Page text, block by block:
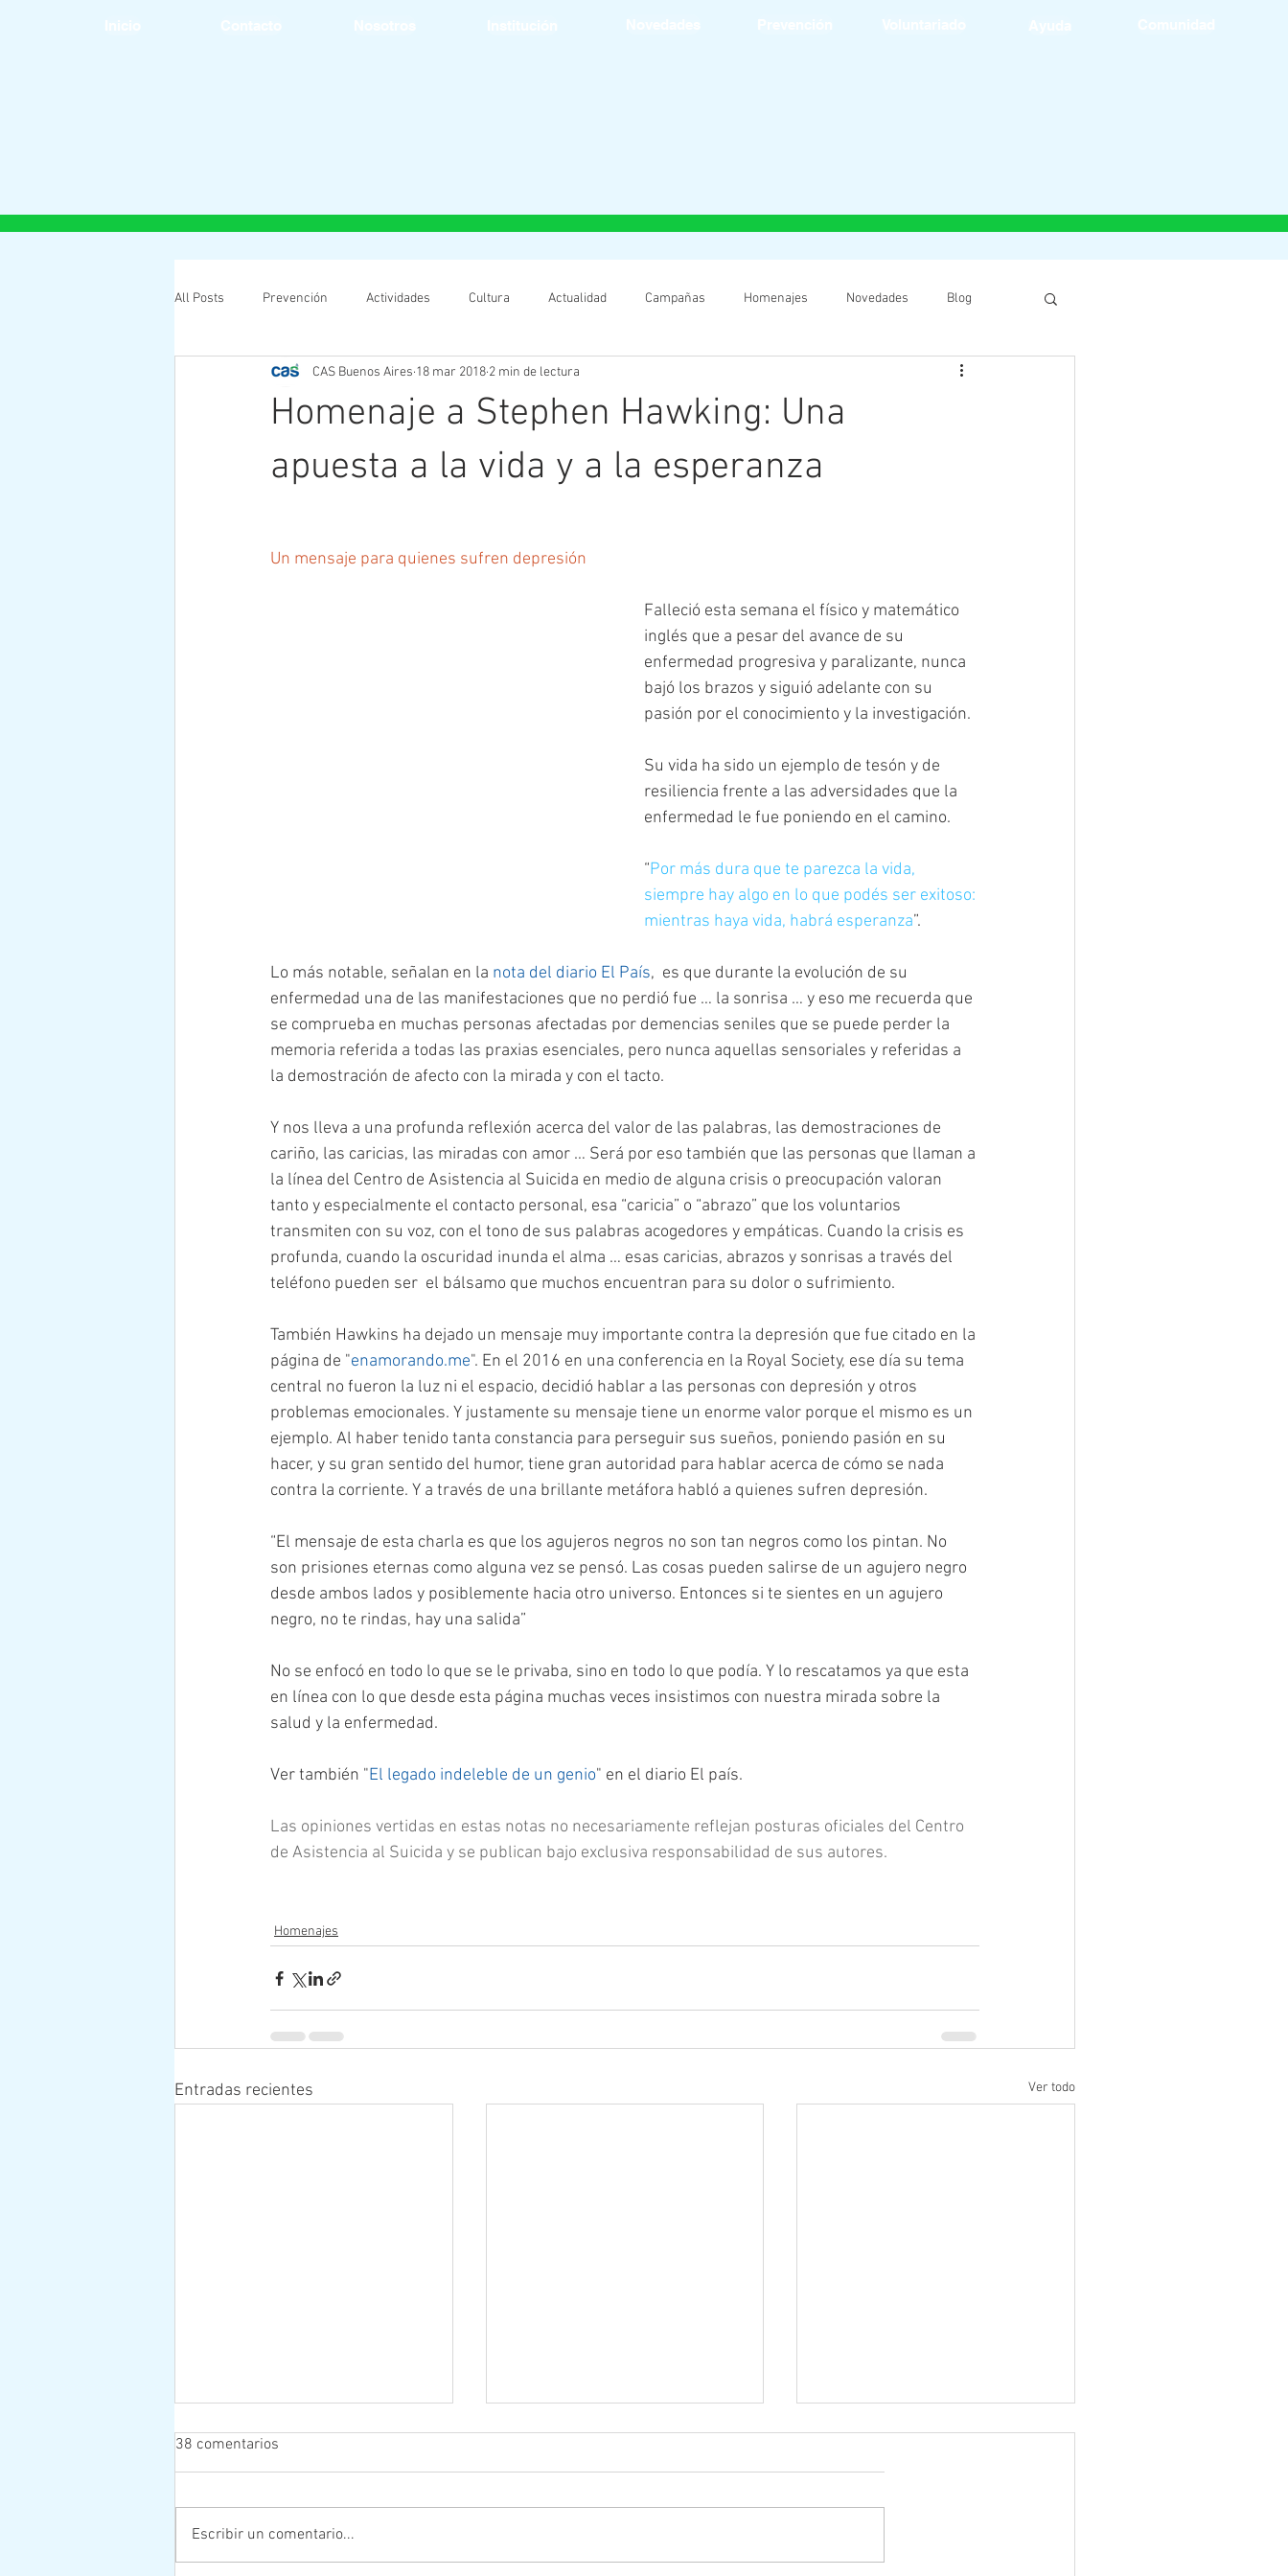
All Posts Prevención Actividades Cultura Actualidad Campañas Homenajes Novedades Blog
Homenaje a Stephen Hawking: Una
apuesta a la vida y a la esperanza
CAS Buenos Aires 18 mar 2018 2 min de lectura
Un mensaje para quienes sufren depresión
Falleció esta semana el físico y matemático
inglés que a pesar del avance de su
enfermedad progresiva y paralizante, nunca
bajó los brazos y siguió adelante con su
pasión por el conocimiento y la investigación.
Su vida ha sido un ejemplo de tesón y de
resiliencia frente a las adversidades que la
enfermedad le fue poniendo en el camino.
“Por más dura que te parezca la vida,
siempre hay algo en lo que podés ser exitoso:
mientras haya vida, habrá esperanza”.
Lo más notable, señalan en la nota del diario El País,  es que durante la evolución de su
enfermedad una de las manifestaciones que no perdió fue … la sonrisa … y eso me recuerda que
se comprueba en muchas personas afectadas por demencias seniles que se puede perder la
memoria referida a todas las praxias esenciales, pero nunca aquellas sensoriales y referidas a
la demostración de afecto con la mirada y con el tacto.
Y nos lleva a una profunda reflexión acerca del valor de las palabras, las demostraciones de
cariño, las caricias, las miradas con amor … Será por eso también que las personas que llaman a
la línea del Centro de Asistencia al Suicida en medio de alguna crisis o preocupación valoran
tanto y especialmente el contacto personal, esa “caricia” o “abrazo” que los voluntarios
transmiten con su voz, con el tono de sus palabras acogedores y empáticas. Cuando la crisis es
profunda, cuando la oscuridad inunda el alma … esas caricias, abrazos y sonrisas a través del
teléfono pueden ser  el bálsamo que muchos encuentran para su dolor o sufrimiento.
También Hawkins ha dejado un mensaje muy importante contra la depresión que fue citado en la
página de "enamorando.me". En el 2016 en una conferencia en la Royal Society, ese día su tema
central no fueron la luz ni el espacio, decidió hablar a las personas con depresión y otros
problemas emocionales. Y justamente su mensaje tiene un enorme valor porque el mismo es un
ejemplo. Al haber tenido tanta constancia para perseguir sus sueños, poniendo pasión en su
hacer, y su gran sentido del humor, tiene gran autoridad para hablar acerca de cómo se nada
contra la corriente. Y a través de una brillante metáfora habló a quienes sufren depresión.
“El mensaje de esta charla es que los agujeros negros no son tan negros como los pintan. No
son prisiones eternas como alguna vez se pensó. Las cosas pueden salirse de un agujero negro
desde ambos lados y posiblemente hacia otro universo. Entonces si te sientes en un agujero
negro, no te rindas, hay una salida”
No se enfocó en todo lo que se le privaba, sino en todo lo que podía. Y lo rescatamos ya que esta
en línea con lo que desde esta página muchas veces insistimos con nuestra mirada sobre la
salud y la enfermedad.
Ver también "El legado indeleble de un genio" en el diario El país.
Las opiniones vertidas en estas notas no necesariamente reflejan posturas oficiales del Centro
de Asistencia al Suicida y se publican bajo exclusiva responsabilidad de sus autores.
Homenajes
Entradas recientes Ver todo
38 comentarios
Escribir un comentario...